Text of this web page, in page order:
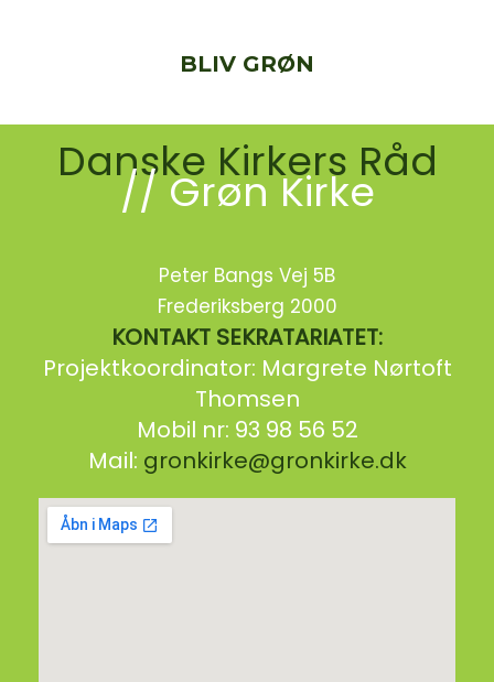
BLIV GRØN
Danske Kirkers Råd
// Grøn Kirke
Peter Bangs Vej 5B
Frederiksberg 2000
KONTAKT SEKRATARIATET:
Projektkoordinator: Margrete Nørtoft
Thomsen
Mobil nr: 93 98 56 52
Mail: gronkirke@gronkirke.dk